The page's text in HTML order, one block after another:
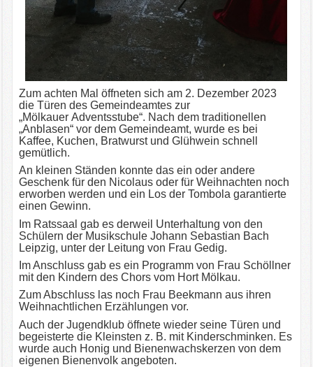
Zum achten Mal öffneten sich am 2. Dezember 2023
die Türen des Gemeindeamtes zur
„Mölkauer Adventsstube“. Nach dem traditionellen
„Anblasen“ vor dem Gemeindeamt, wurde es bei
Kaffee, Kuchen, Bratwurst und Glühwein schnell
gemütlich.
An kleinen Ständen konnte das ein oder andere
Geschenk für den Nicolaus oder für Weihnachten noch
erworben werden und ein Los der Tombola garantierte
einen Gewinn.
Im Ratssaal gab es derweil Unterhaltung von den
Schülern der Musikschule Johann Sebastian Bach
Leipzig, unter der Leitung von Frau Gedig.
Im Anschluss gab es ein Programm von Frau Schöllner
mit den Kindern des Chors vom Hort Mölkau.
Zum Abschluss las noch Frau Beekmann aus ihren
Weihnachtlichen Erzählungen vor.
Auch der Jugendklub öffnete wieder seine Türen und
begeisterte die Kleinsten z. B. mit Kinderschminken. Es
wurde auch Honig und Bienenwachskerzen von dem
eigenen Bienenvolk angeboten.